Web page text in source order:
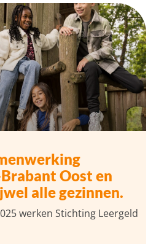
Oost en
alle gezinnen.
werken Stichting Leergeld